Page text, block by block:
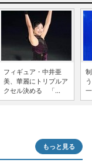
フィギュア・中井亜
美、華麗にトリプルア
クセル決める 「...
もっと見る